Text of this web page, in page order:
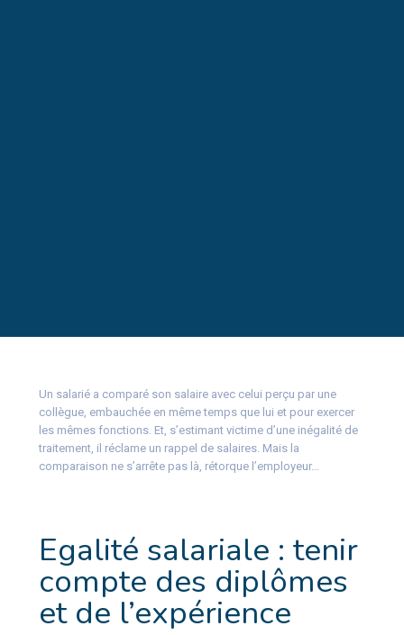
Un salarié a comparé son salaire avec celui perçu par une
collègue, embauchée en même temps que lui et pour exercer
les mêmes fonctions. Et, s’estimant victime d’une inégalité de
traitement, il réclame un rappel de salaires. Mais la
comparaison ne s’arrête pas là, rétorque l’employeur…
Egalité salariale : tenir
compte des diplômes
et de l’expérience